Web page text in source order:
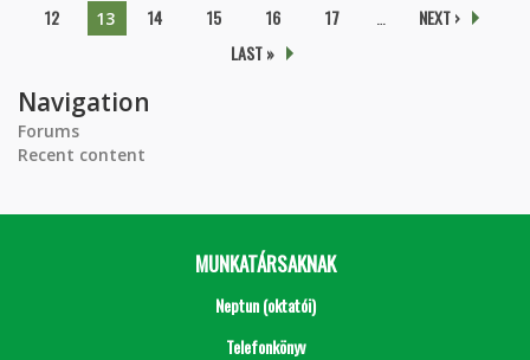
12
13 14 15 16 17
NEXT ›
LAST »
Navigation
Forums
Recent content
MUNKATÁRSAKNAK
Neptun (oktatói)
Telefonkönyv